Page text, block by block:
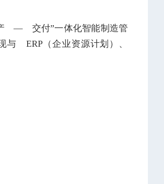
产 — 交付”一体化智能制造管
与 ERP（企业资源计划）、